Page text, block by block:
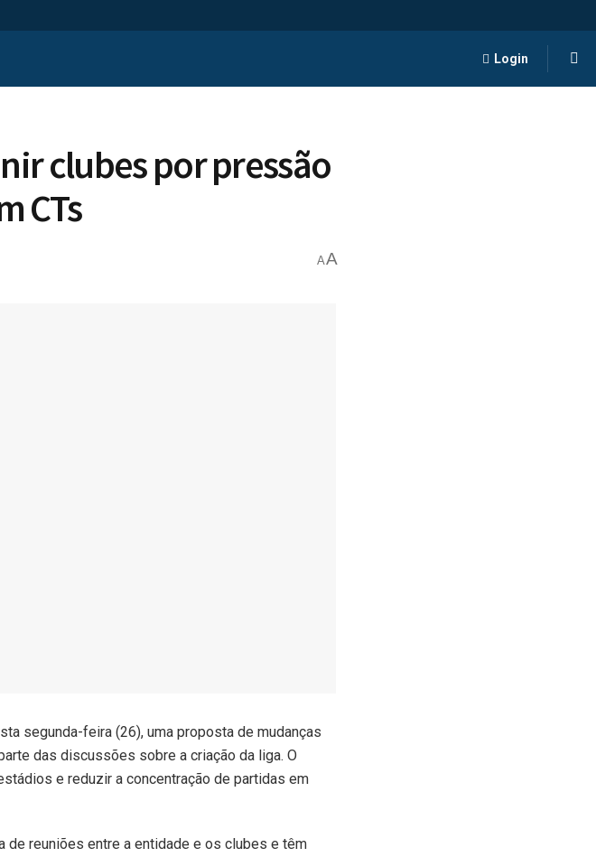
Login
clubes por pressão
CTs
AA
segunda-feira (26), uma proposta de mudanças
das discussões sobre a criação da liga. O
e reduzir a concentração de partidas em
reuniões entre a entidade e os clubes e têm